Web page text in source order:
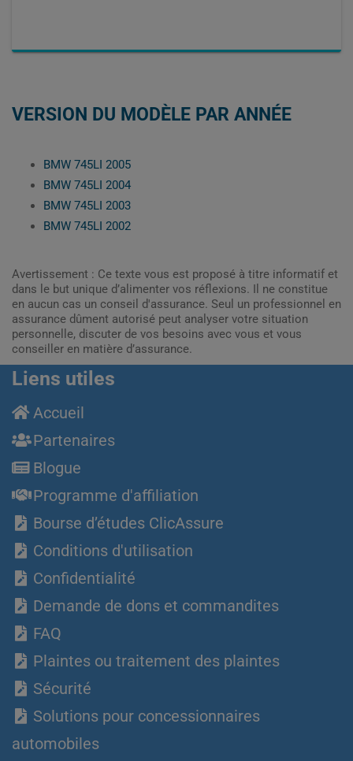
VERSION DU MODÈLE PAR ANNÉE
BMW 745LI 2005
BMW 745LI 2004
BMW 745LI 2003
BMW 745LI 2002
Avertissement : Ce texte vous est proposé à titre informatif et
dans le but unique d’alimenter vos réflexions. Il ne constitue
en aucun cas un conseil d'assurance. Seul un professionnel en
assurance dûment autorisé peut analyser votre situation
personnelle, discuter de vos besoins avec vous et vous
conseiller en matière d’assurance.
Liens utiles
Accueil
Partenaires
Blogue
Programme d'affiliation
Bourse d’études ClicAssure
Conditions d'utilisation
Confidentialité
Demande de dons et commandites
FAQ
Plaintes ou traitement des plaintes
Sécurité
Solutions pour concessionnaires
automobiles